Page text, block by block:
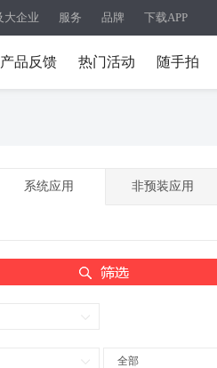
大企业 服务 品牌 下载APP
产品反馈 热门活动 随手拍
系统应用 非预装应用
全部